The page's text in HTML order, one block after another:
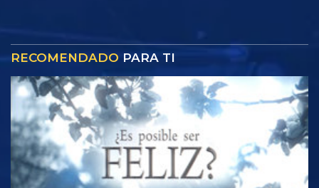
RECOMENDADO PARA TI